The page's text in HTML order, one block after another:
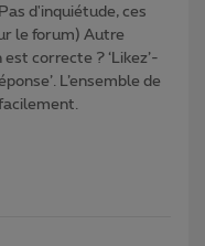
d'inquiétude, ces
le forum) Autre
correcte ? ‘Likez’-
L’ensemble de